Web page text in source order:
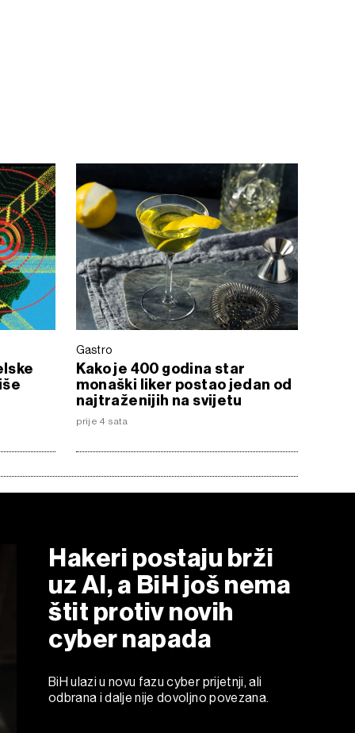
Gastro
Kako je 400 godina star
monaški liker postao jedan od
najtraženijih na svijetu
prije 4 sata
Hakeri postaju brži
uz AI, a BiH još nema
štit protiv novih
cyber napada
BiH ulazi u novu fazu cyber prijetnji, ali
odbrana i dalje nije dovoljno povezana.